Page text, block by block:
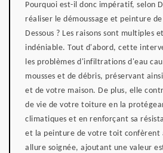
Pourquoi est-il donc impératif, selon
réaliser le démoussage et peinture
Dessous ? Les raisons sont multiples
indéniable. Tout d'abord, cette
les problèmes d'infiltrations d'eau
mousses et de débris, préservant
et de votre maison. De plus, elle
de vie de votre toiture en la
climatiques et en renforçant sa
et la peinture de votre toit confèrent
allure soignée, ajoutant une valeur